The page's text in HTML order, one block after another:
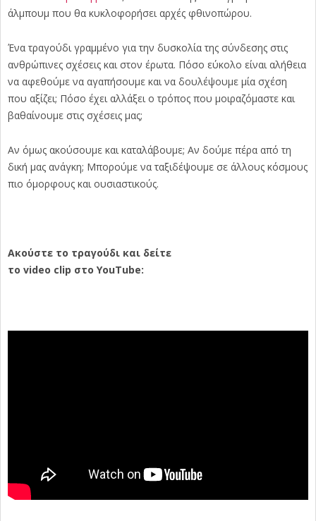
άλμπουμ που θα κυκλοφορήσει αρχές φθινοπώρου.
Ένα τραγούδι γραμμένο για την δυσκολία της σύνδεσης στις
ανθρώπινες σχέσεις και στον έρωτα. Πόσο εύκολο είναι αλήθεια
να αφεθούμε να αγαπήσουμε και να δουλέψουμε μία σχέση
που αξίζει; Πόσο έχει αλλάξει ο τρόπος που μοιραζόμαστε και
βαθαίνουμε στις σχέσεις μας;
Αν όμως ακούσουμε και καταλάβουμε; Αν δούμε πέρα από τη
δική μας ανάγκη; Μπορούμε να ταξιδέψουμε σε άλλους κόσμους
πιο όμορφους και ουσιαστικούς.
Ακούστε το τραγούδι και δείτε
το video clip στο YouTube: